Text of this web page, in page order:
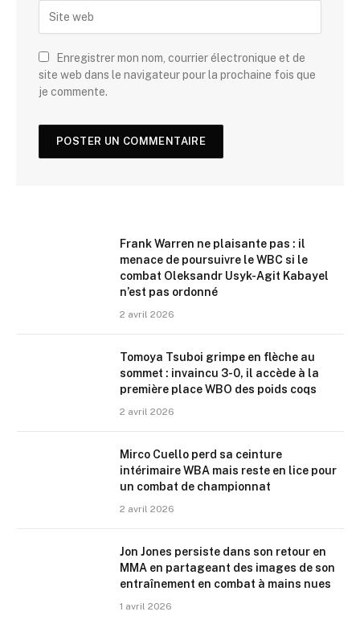
Enregistrer mon nom, courrier électronique et de
site web dans le navigateur pour la prochaine fois que
je commente.
Frank Warren ne plaisante pas : il
menace de poursuivre le WBC si le
combat Oleksandr Usyk-Agit Kabayel
n’est pas ordonné
2 avril 2026
Tomoya Tsuboi grimpe en flèche au
sommet : invaincu 3-0, il accède à la
première place WBO des poids coqs
2 avril 2026
Mirco Cuello perd sa ceinture
intérimaire WBA mais reste en lice pour
un combat de championnat
2 avril 2026
Jon Jones persiste dans son retour en
MMA en partageant des images de son
entraînement en combat à mains nues
1 avril 2026